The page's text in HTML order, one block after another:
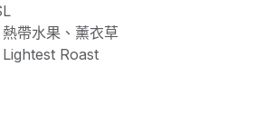
帶水果、薰衣草
Roast